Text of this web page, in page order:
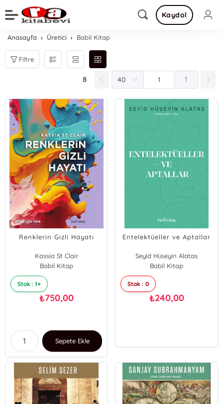
Kaydol
Anasayfa Üretici Babil Kitap
Filtre
8 1
Renklerin Gizli Hayatı
Kassia St Clair
Babil Kitap
Stok : 1+
₺750,00
Sepete Ekle
Entelektüeller ve Aptallar
Seyid Hüseyin Alatas
Babil Kitap
Stok : 0
₺240,00